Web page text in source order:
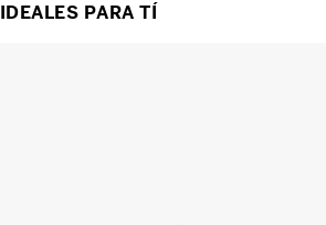
IDEALES PARA TÍ